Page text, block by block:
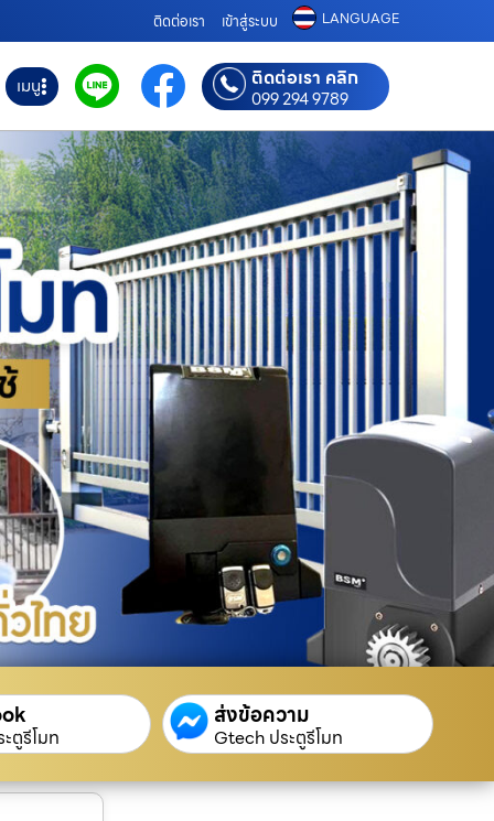
ติดต่อเรา เข้าสู่ระบบ LANGUAGE
เมนู ติดต่อเรา คลิก
099 294 9789
ตูรีโมท
ส่งข้อความ
Gtech ประตูรีโมท